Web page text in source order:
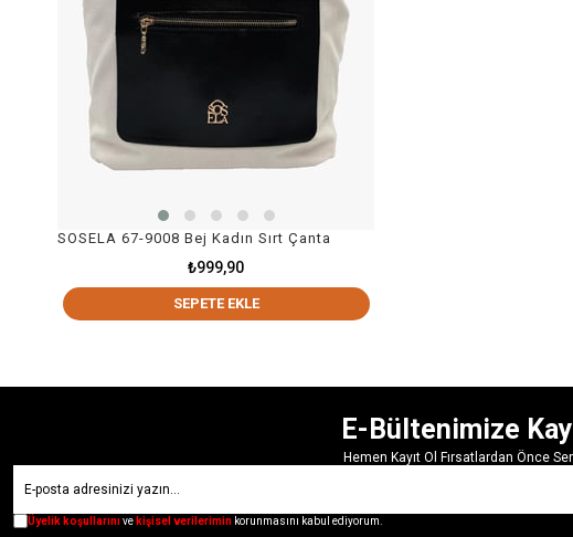
SOSELA 67-9008 Bej Kadın Sırt Çanta
₺999,90
SEPETE EKLE
E-Bültenimize
Hemen Kayıt Ol Fırsatlardan Önce
Üyelik koşullarınıve kişisel verilerimin korunmasını kabul ediyorum.